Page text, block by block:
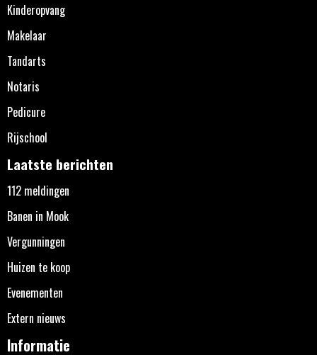
Kinderopvang
Makelaar
Tandarts
Notaris
Pedicure
Rijschool
Laatste berichten
112 meldingen
Banen in Mook
Vergunningen
Huizen te koop
Evenementen
Extern nieuws
Informatie